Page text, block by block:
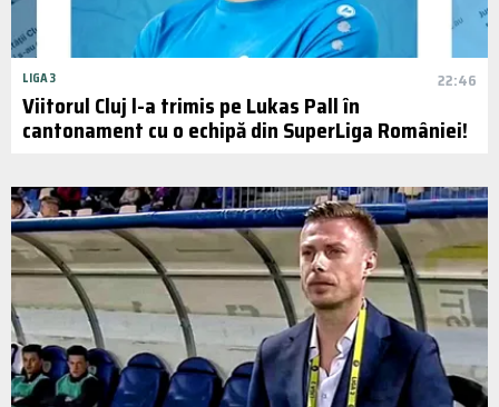
LIGA 3 22:46
Viitorul Cluj l-a trimis pe Lukas Pall în
cantonament cu o echipă din SuperLiga României!